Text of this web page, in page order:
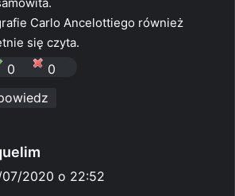
Carlo Ancelottiego również
się czyta.
0
0
i
07/2020 o 22:52